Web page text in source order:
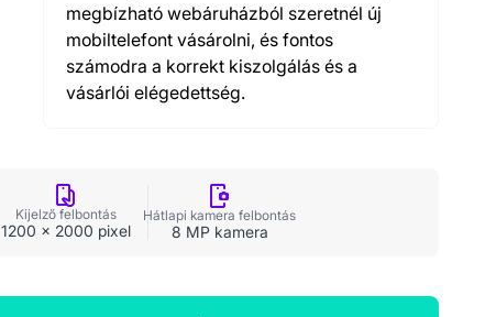
megbízható webáruházból szeretnél új
mobiltelefont vásárolni, és fontos
számodra a korrekt kiszolgálás és a
vásárlói elégedettség.
Kijelző felbontás
1200 x 2000 pixel
Hátlapi kamera felbontás
8 MP kamera